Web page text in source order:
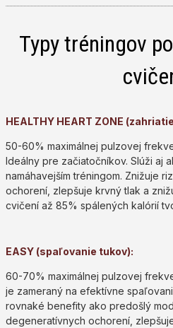
Typy tréningov
HEALTHY HEART ZONE
50-60% maximálnej pulzovej
Ideálny pre začiatočníkov. Slúži aj
namáhavejším tréningom. Znižuje
ochorení, zlepšuje krvný tlak a
cvičení až 85% spálených kalórií
EASY (spaľovanie tukov):
60-70% maximálnej pulzovej
je zameraný na efektívne
rovnaké benefity ako predošlý
degeneratívnych ochorení,